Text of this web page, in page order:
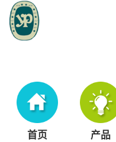
首页 产品